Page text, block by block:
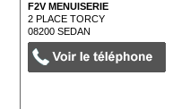
F2V MENUISERIE
2 PLACE TORCY
08200SEDAN